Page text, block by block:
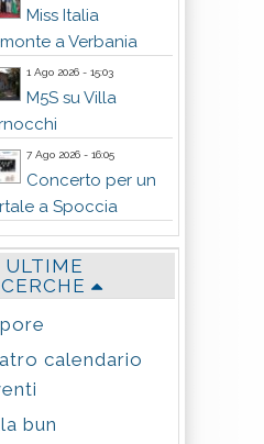
Miss Italia
a Verbania
1 Ago 2026 - 15:03
M5S su Villa
7 Ago 2026 - 16:05
Concerto per un
a Spoccia
ULTIME
calendario
bun